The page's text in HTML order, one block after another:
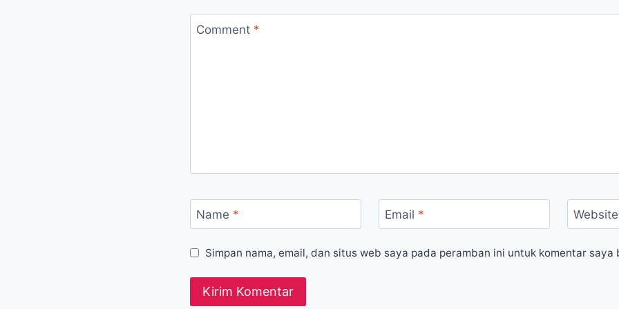
Comment *
Name * Email * Website
Simpan nama, email, dan situs web saya pada peramban ini untuk komentar saya